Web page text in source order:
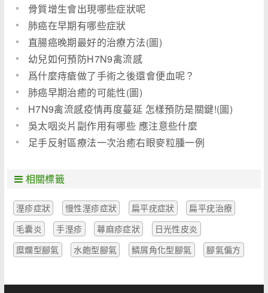
骨質增生會出現哪些症狀呢
肺癌在早期有哪些症狀
直腸癌晚期最好的治療方法(圖)
幼兒如何預防H7N9禽流感
爲什麼痔瘡做了手術之後還會便血呢？
肺癌早期治癒的可能性(圖)
H7N9禽流感疫情再度蔓延 怎樣預防是關鍵!(圖)
吳太咽炎片副作用有哪些 應注意些什麼
足手反射區療法一次治癒右眼麥粒腫一例
相關標籤
溼疹症狀 慢性溼疹症狀 扁平疣症狀
扁平疣治療
毛囊炎
手溼疹 蕁麻疹症狀
日光性皮炎
糜爛型腳氣
水皰型腳氣 鱗屑角化型腳氣 腳氣偏方